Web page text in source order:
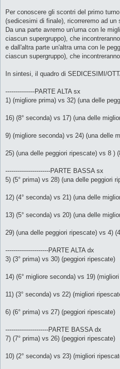
Per conoscere gli scontri del primo
(sedicesimi di finale), ricorreremo ad un
Da una parte avremo un'urna con le
ciascun supergruppo), che
e dall'altra parte un'altra urna con le
ciascun supergruppo), che
In sintesi, il quadro di SEDICESIMI/
---------------PARTE ALTA sx
1) (migliore prima) vs 32) (una delle
16) (8° seconda) vs 17) (una delle
9) (migliore seconda) vs 24) (una delle
25) (una delle peggiori ripescate) vs 8 )
-----------------------PARTE BASSA sx
5) (5° prima) vs 28) (una delle peggiori
12) (4° seconda) vs 21) (una delle
13) (5° seconda) vs 20) (una delle
29) (una delle peggiori ripescate) vs 4)
----------------------PARTE ALTA dx
3) (3° prima) vs 30) (peggiori ripescate)
14) (6° migliore seconda) vs 19)
11) (3° seconda) vs 22) (migliori
6) (6° prima) vs 27) (peggiori ripescate)
----------------------PARTE BASSA dx
7) (7° prima) vs 26) (peggiori ripescate)
10) (2° seconda) vs 23) (migliori